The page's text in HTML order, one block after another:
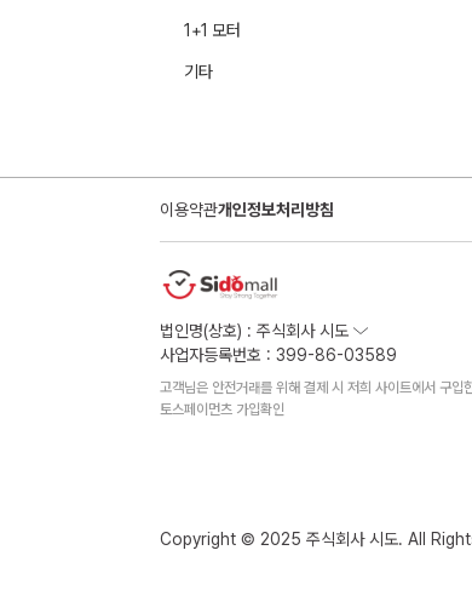
1+1 모터
기타
이용약관개인정보처리방침
법인명(상호) : 주식회사 시도
사업자등록번호 : 399-86-03589
고객님은 안전거래를 위해 결제 시 저희 사이트에서 구입
토스페이먼츠 가입확인
Copyright © 2025 주식회사 시도. All